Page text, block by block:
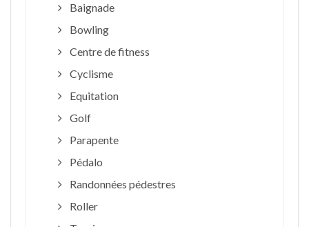
Baignade
Bowling
Centre de fitness
Cyclisme
Equitation
Golf
Parapente
Pédalo
Randonnées pédestres
Roller